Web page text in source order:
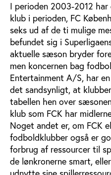
I perioden 2003-2012
klub i perioden, FC
seks ud af de ti mulige
befundet sig i
aktuelle sæson bryder
men koncernen bag
Entertainment A/S, har
det sandsynligt, at
tabellen hen over
klub som FCK har
Noget andet er, om FCK
fodboldklubber også er
forbrug af ressourcer til
de lønkronerne smart,